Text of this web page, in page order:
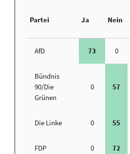
Partei Ja Nein
AfD 73 0
Bündnis
90/Die
Grünen
0 57
Die Linke 0 55
FDP 0 72